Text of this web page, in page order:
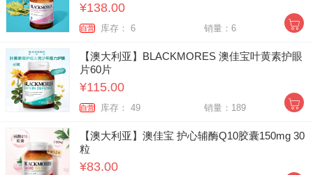
¥138.00
自营 库存： 6 销量：6
【澳大利亚】BLACKMORES 澳佳宝叶黄素护眼
片60片
¥115.00
自营 库存： 49 销量：189
【澳大利亚】澳佳宝 护心辅酶Q10胶囊150mg 30
粒
¥83.00